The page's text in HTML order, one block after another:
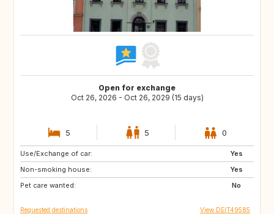
Open for exchange
Oct 26, 2026 - Oct 26, 2029 (15 days)
5 5 0
Use/Exchange of car:
Yes
Non-smoking house:
Yes
Pet care wanted:
No
AU
AR
MC
Requested destinations View DEIT49585